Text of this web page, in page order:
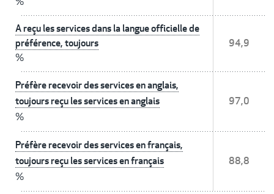
A reçu les services dans la langue officielle de
préférence, toujours
%
94,9
Préfère recevoir des services en anglais,
toujours reçu les services en anglais
%
97,0
Préfère recevoir des services en français,
toujours reçu les services en français
%
88,8